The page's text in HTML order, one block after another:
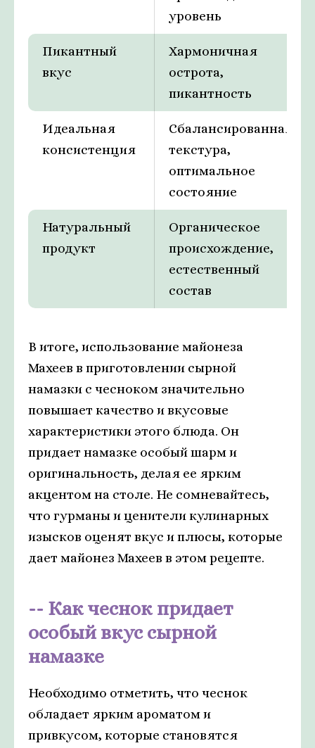
уровень
Пикантный
вкус
Хармоничная
острота,
пикантность
Идеальная
консистенция
Сбалансированная
текстура,
оптимальное
состояние
Натуральный
продукт
Органическое
происхождение,
естественный
состав
В итоге, использование майонеза
Махеев в приготовлении сырной
намазки с чесноком значительно
повышает качество и вкусовые
характеристики этого блюда. Он
придает намазке особый шарм и
оригинальность, делая ее ярким
акцентом на столе. Не сомневайтесь,
что гурманы и ценители кулинарных
изысков оценят вкус и плюсы, которые
дает майонез Махеев в этом рецепте.
Как чеснок придает
особый вкус сырной
намазке
Необходимо отметить, что чеснок
обладает ярким ароматом и
привкусом, которые становятся